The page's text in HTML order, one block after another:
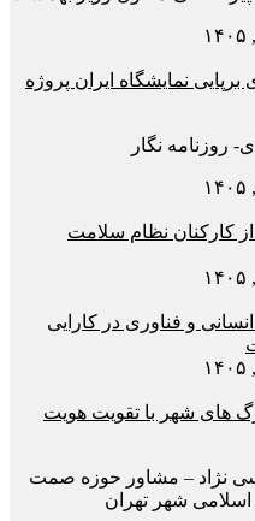
برپایی نمایشگاه ایران پروژه
روزنامه نگار
کارکنان نظام سلامت
و فناوری در کارایی
های شهر با تقویت هویت
نژاد – مشاور حوزه صمت
شهر تهران